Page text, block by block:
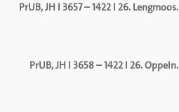
PrUB, JH I 3657 – 1422 I 26. Lengmoos.
PrUB, JH I 3658 – 1422 I 26. Oppeln.